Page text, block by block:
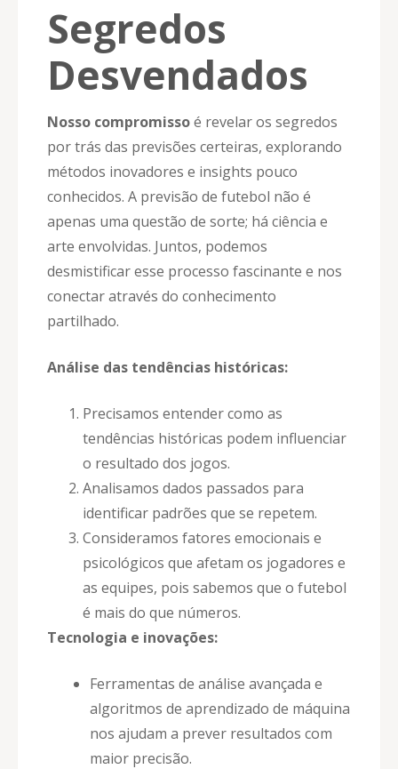
Segredos
Desvendados
Nosso compromissoé revelar os segredos
por trás das previsões certeiras, explorando
métodos inovadores e insights pouco
conhecidos. A previsão de futebol não é
apenas uma questão de sorte; há ciência e
arte envolvidas. Juntos, podemos
desmistificar esse processo fascinante e nos
conectar através do conhecimento
partilhado.
Análise das tendências históricas:
Precisamos entender como as
tendências históricas podem influenciar
o resultado dos jogos.
Analisamos dados passados para
identificar padrões que se repetem.
Consideramos fatores emocionais e
psicológicos que afetam os jogadores e
as equipes, pois sabemos que o futebol
é mais do que números.
Tecnologia e inovações:
Ferramentas de análise avançada e
algoritmos de aprendizado de máquina
nos ajudam a prever resultados com
maior precisão.